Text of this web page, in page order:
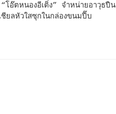
โอ๊ตหนองอีเติ่ง” จำหน่ายอาวุธปืน
ชียลหัวใสซุกในกล่องขนมปี๊บ